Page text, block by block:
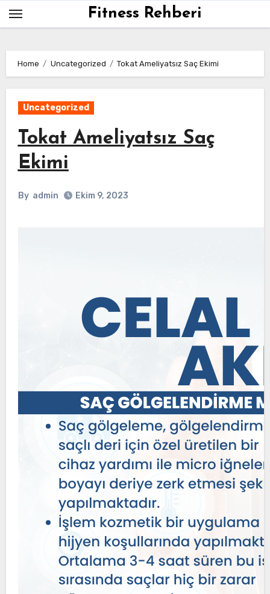
Skip
to
Fitness Rehberi
Home Uncategorized Tokat Ameliyatsız Saç Ekimi
Uncategorized
Tokat Ameliyatsız Saç
Ekimi
By admin Ekim 9, 2023